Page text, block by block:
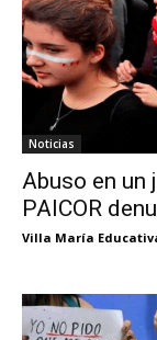
Noticias
Abuso en un
PAICOR
Villa María